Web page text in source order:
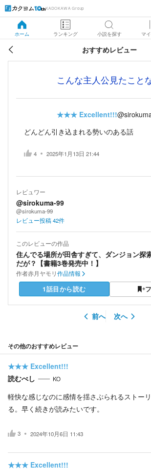
KADOKAWA Group
ホーム ランキング 小説を探す マ
おすすめレビュー
こんな主人公見たこと
★★★ Excellent!!!
どんどん引き込まれる勢いのある話
4 2025年1月13日 21:44
レビュワー
@sirokuma-99
@sirokuma-99
レビュー投稿42件
このレビューの作品
住んでる場所が田舎すぎて、ダンジョン探
だが？【書籍3巻発売中！】
作者赤月ヤモリ作品情報
1話目から読む
前へ 次へ
その他のおすすめレビュー
★★★ Excellent!!!
読むべし
KO
軽快な感じなのに感情を揺さぶられるストー
る。早く続きが読みたいです。
3 2024年10月6日 11:43
★★★ Excellent!!!